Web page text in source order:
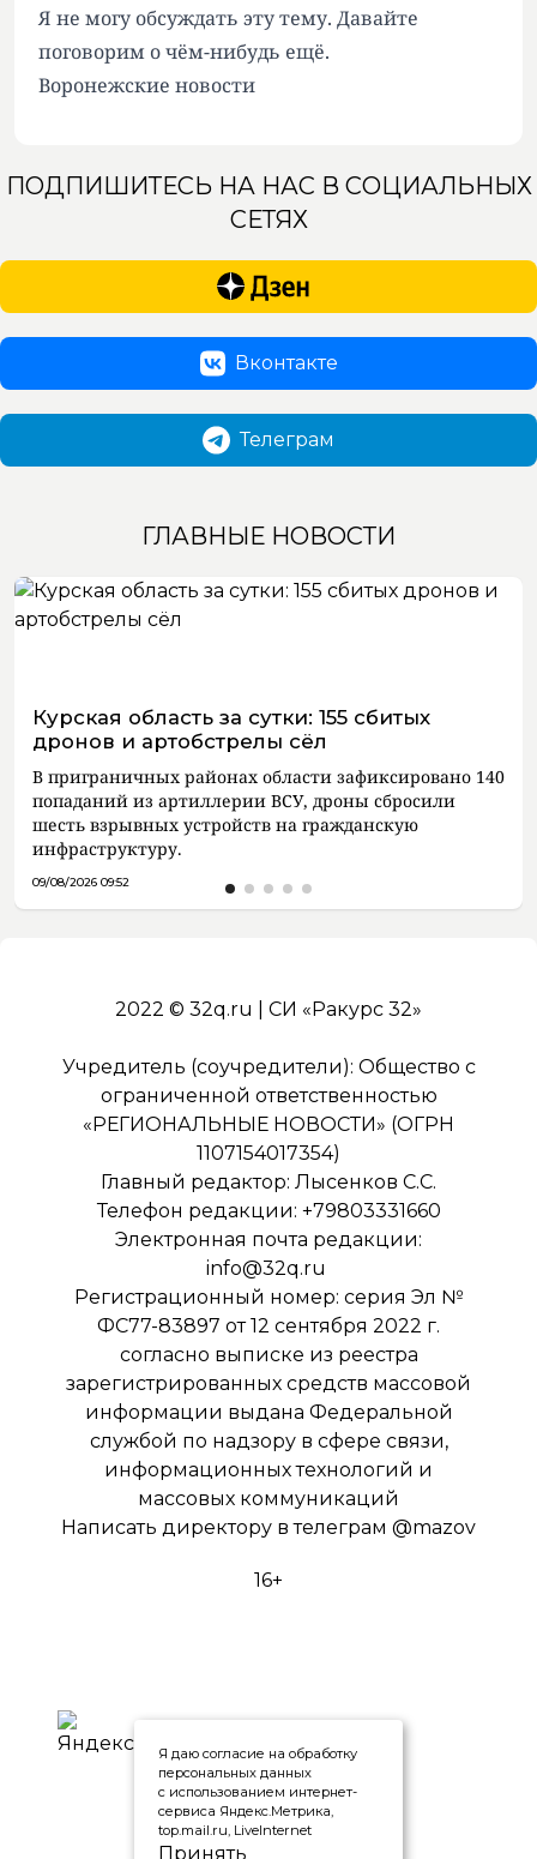
Я не могу обсуждать эту тему. Давайте
поговорим о чём-нибудь ещё.
Воронежские новости
ПОДПИШИТЕСЬ НА НАС В СОЦИАЛЬНЫХ
СЕТЯХ
Вконтакте
Телеграм
ГЛАВНЫЕ НОВОСТИ
Курская область за сутки: 155 сбитых
дронов и артобстрелы сёл
В приграничных районах области зафиксировано 140
попаданий из артиллерии ВСУ, дроны сбросили
шесть взрывных устройств на гражданскую
инфраструктуру.
09/08/2026 09:52
2022 © 32q.ru | СИ «Ракурс 32»
Учредитель (соучредители): Общество с
ограниченной ответственностью
«РЕГИОНАЛЬНЫЕ НОВОСТИ» (ОГРН
1107154017354)
Главный редактор: Лысенков С.С.
Телефон редакции: +79803331660
Электронная почта редакции:
info@32q.ru
Регистрационный номер: серия Эл №
ФС77-83897 от 12 сентября 2022 г.
согласно выписке из реестра
зарегистрированных средств массовой
информации выдана Федеральной
службой по надзору в сфере связи,
информационных технологий и
массовых коммуникаций
Написать директору в телеграм @mazov
16+
Я даю согласие на обработку
персональных данных
с использованием интернет-
сервиса Яндекс.Метрика,
top.mail.ru, LiveInternet
Принять